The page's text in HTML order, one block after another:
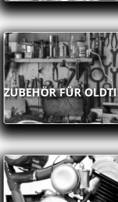
ZUBEHÖR FÜR